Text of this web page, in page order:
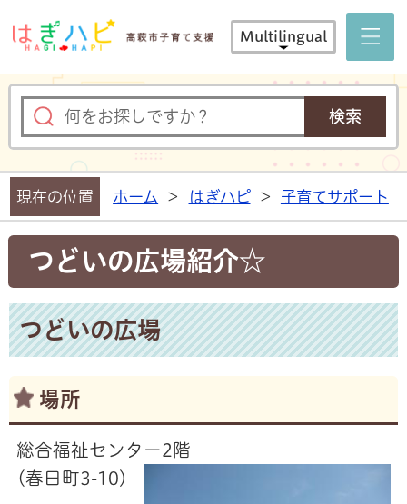
はぎハピ
Multilingual
現在の位置 ホーム > はぎハピ > 子育てサポート
つどいの広場紹介☆
つどいの広場
場所
総合福祉センター2階
(春日町3-10)